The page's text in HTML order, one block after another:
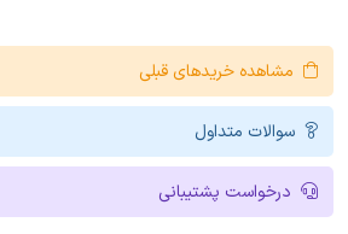
مشاهده خریدهای قبلی
سوالات متداول
درخواست پشتیبانی